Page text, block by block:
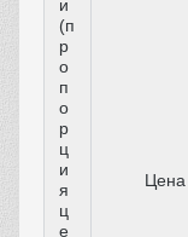
и
(п
р
о
п
о
р
ц
и
я
ц
е
Цена